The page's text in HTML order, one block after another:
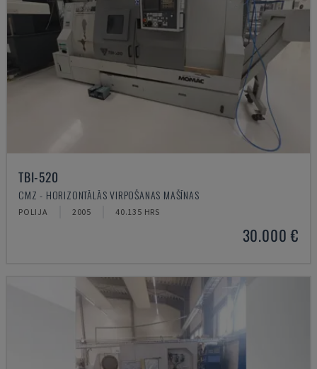
TBI-520
CMZ - HORIZONTĀLĀS VIRPOŠANAS MAŠĪNAS
POLIJA 2005 40.135 HRS
30.000 €